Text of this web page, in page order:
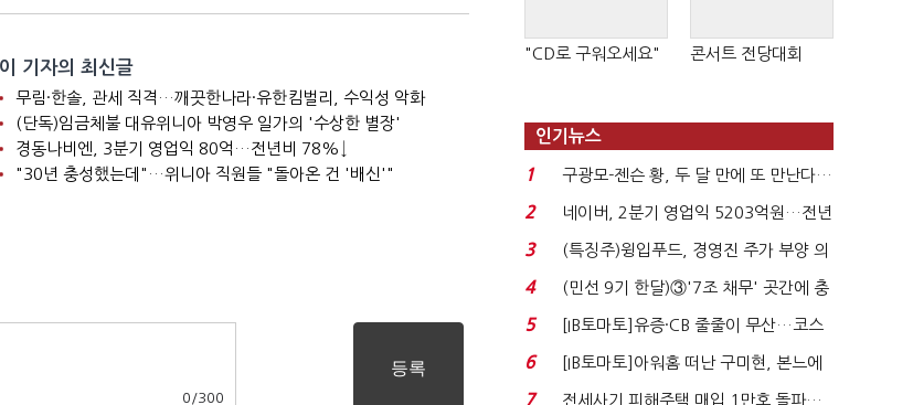
이 기자의 최신글
무림·한솔, 관세 직격…깨끗한나라·유한킴벌리, 수익성 악화
(단독)임금체불 대유위니아 박영우 일가의 '수상한 별장'
경동나비엔, 3분기 영업익 80억…전년비 78%↓
"30년 충성했는데"…위니아 직원들 "돌아온 건 '배신'"
0 /300
"CD로 구워오세요" 콘서트 전당대회
인기뉴스
1
구광모-젠슨 황, 두 달 만에 또 만난다…
로봇·AI 등 논...
2
네이버, 2분기 영업익 5203억원…전년
비 0.2% 감소...
3
(특징주)윙입푸드, 경영진 주가 부양 의
지에 상한가...
4
(민선 9기 한달)③'7조 채무' 곳간에 충
격…추미애, 20년...
5
[IB토마토]유증·CB 줄줄이 무산…코스
닥 벌점 급증에 ...
6
[IB토마토]아워홈 떠난 구미현, 본느에
340억 베팅…가...
7
전세사기 피해주택 매입 1만호 돌파…